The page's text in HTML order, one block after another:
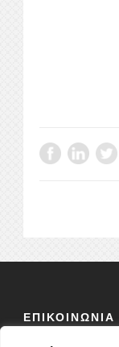
ΕΠΙΚΟΙΝΩΝΙΑ